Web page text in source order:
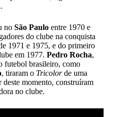
no São Paulo entre 1970 e
do clube na conquista
1971 e 1975, e do primeiro
em 1977. Pedro Rocha,
futebol brasileiro, como
, tiraram o Tricolorde uma
momento, construíram
no clube.